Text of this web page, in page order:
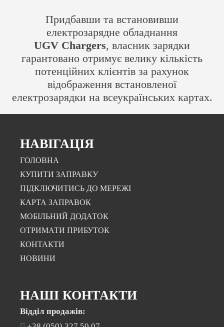
Придбавши та встановивши
електрозарядне обладнання
UGV Chargers, власник зарядки
гарантовано отримує велику кількість
потенційних клієнтів за рахунок
відображення встановленої
електрозарядки на всеукраїнських картах.
НАВІГАЦІЯ
ГОЛОВНА
КУПИТИ ЗАПРАВКУ
ПІДКЛЮЧИТИСЬ ДО МЕРЕЖІ
КАРТА ЗАПРАВОК
МОБІЛЬНИЙ ДОДАТОК
ОТРИМАТИ ПРИБУТОК
КОНТАКТИ
НОВИНИ
НАШІ КОНТАКТИ
Відділ продажів: